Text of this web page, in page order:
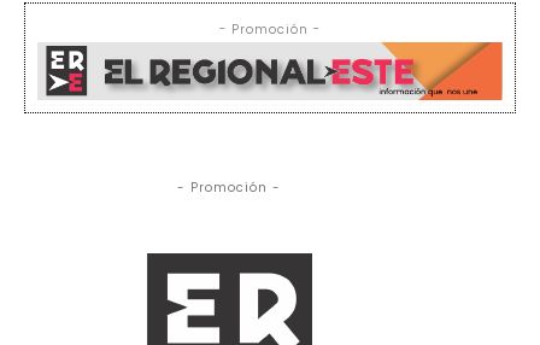
- Promoción -
- Promoción -